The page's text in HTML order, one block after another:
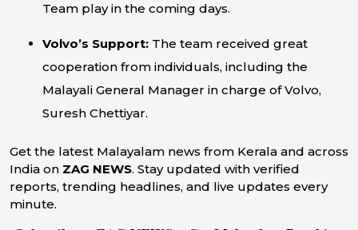
Team play in the coming days.
Volvo’s Support:The team received great
cooperation from individuals, including the
Malayali General Manager in charge of Volvo,
Suresh Chettiyar.
Get the latest Malayalam news from Kerala and across
India on ZAG NEWS. Stay updated with verified
reports, trending headlines, and live updates every
minute.